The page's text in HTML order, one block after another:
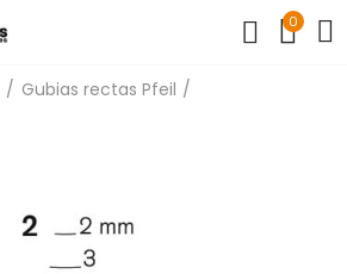
0
Gubias rectas Pfeil